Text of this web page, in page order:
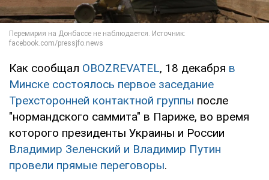
Как сообщал OBOZREVATEL, 18 декабря в
Минске состоялось первое заседание
Трехсторонней контактной группы после
"нормандского саммита" в Париже, во время
которого президенты Украины и России
Владимир Зеленский и Владимир Путин
провели прямые переговоры.